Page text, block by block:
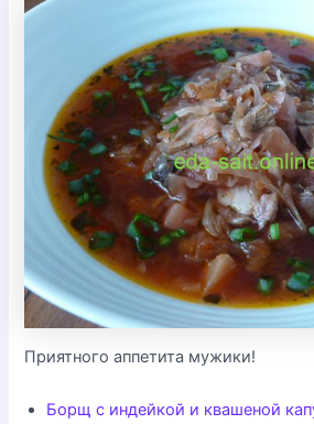
Приятного аппетита мужики!
Борщ с индейкой и квашеной